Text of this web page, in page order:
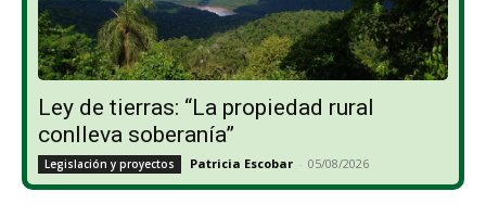
Ley de tierras: “La propiedad rural
conlleva soberanía”
Legislación y proyectos Patricia Escobar - 05/08/2026